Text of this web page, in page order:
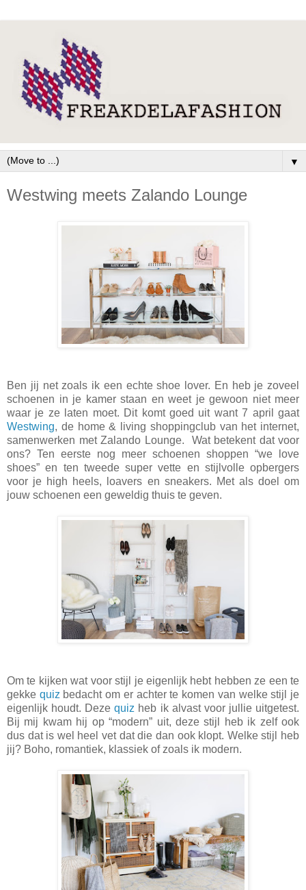
▼
Westwing meets Zalando Lounge
Ben jij net zoals ik een echte shoe lover. En heb je zoveel
schoenen in je kamer staan en weet je gewoon niet meer
waar je ze laten moet. Dit komt goed uit want 7 april gaat
Westwing, de home & living shoppingclub van het internet,
samenwerken met Zalando Lounge. Wat betekent dat voor
ons? Ten eerste nog meer schoenen shoppen “we love
shoes” en ten tweede super vette en stijlvolle opbergers
voor je high heels, loavers en sneakers. Met als doel om
jouw schoenen een geweldig thuis te geven.
Om te kijken wat voor stijl je eigenlijk hebt hebben ze een te
gekke quiz bedacht om er achter te komen van welke stijl je
eigenlijk houdt. Dezequiz heb ik alvast voor jullie uitgetest.
Bij mij kwam hij op “modern” uit, deze stijl heb ik zelf ook
dus dat is wel heel vet dat die dan ook klopt. Welke stijl heb
jij? Boho, romantiek, klassiek of zoals ik modern.